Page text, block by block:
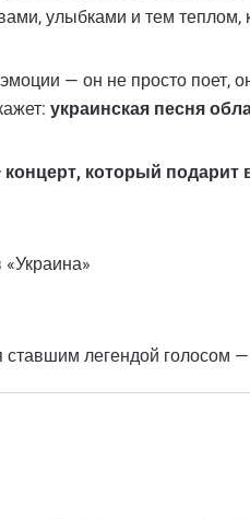
улыбками и тем теплом,
— он не просто поет,
украинская песня
который
ставшим легендой голосом —